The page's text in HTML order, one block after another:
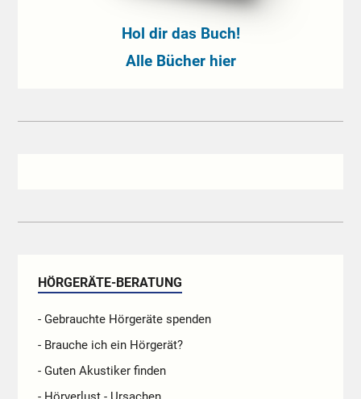
Hol dir das Buch!
Alle Bücher hier
HÖRGERÄTE-BERATUNG
- Gebrauchte Hörgeräte spenden
- Brauche ich ein Hörgerät?
- Guten Akustiker finden